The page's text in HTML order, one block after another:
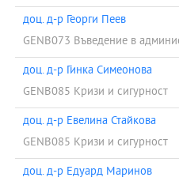
доц. д-р Георги Пеев
GENB073 Въведение в
доц. д-р Гинка Симеонова
GENB085 Кризи и сигурност
доц. д-р Евелина Стайкова
GENB085 Кризи и сигурност
доц. д-р Едуард Маринов